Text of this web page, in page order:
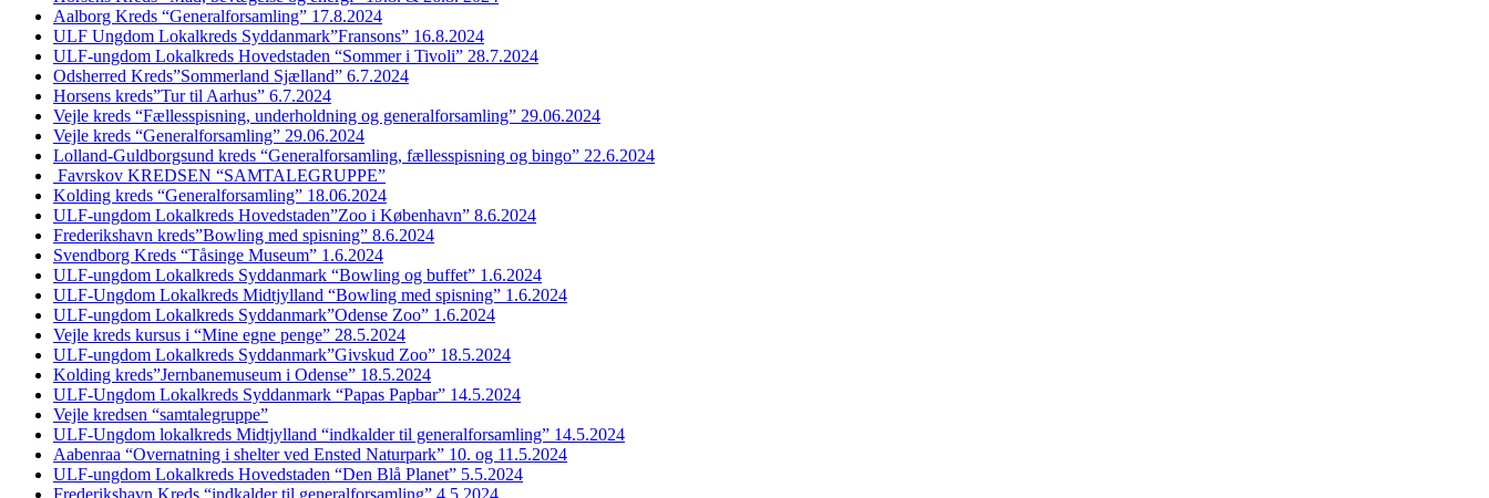
Aalborg Kreds “Generalforsamling” 17.8.2024
ULF Ungdom Lokalkreds Syddanmark”Fransons” 16.8.2024
ULF-ungdom Lokalkreds Hovedstaden “Sommer i Tivoli” 28.7.2024
Odsherred Kreds”Sommerland Sjælland” 6.7.2024
Horsens kreds”Tur til Aarhus” 6.7.2024
Vejle kreds “Fællesspisning, underholdning og generalforsamling” 29.06.2024
Vejle kreds “Generalforsamling” 29.06.2024
Lolland-Guldborgsund kreds “Generalforsamling, fællesspisning og bingo” 22.6.2024
Favrskov KREDSEN “SAMTALEGRUPPE”
Kolding kreds “Generalforsamling” 18.06.2024
ULF-ungdom Lokalkreds Hovedstaden”Zoo i København” 8.6.2024
Frederikshavn kreds”Bowling med spisning” 8.6.2024
Svendborg Kreds “Tåsinge Museum” 1.6.2024
ULF-ungdom Lokalkreds Syddanmark “Bowling og buffet” 1.6.2024
ULF-Ungdom Lokalkreds Midtjylland “Bowling med spisning” 1.6.2024
ULF-ungdom Lokalkreds Syddanmark”Odense Zoo” 1.6.2024
Vejle kreds kursus i “Mine egne penge” 28.5.2024
ULF-ungdom Lokalkreds Syddanmark”Givskud Zoo” 18.5.2024
Kolding kreds”Jernbanemuseum i Odense” 18.5.2024
ULF-Ungdom Lokalkreds Syddanmark “Papas Papbar” 14.5.2024
Vejle kredsen “samtalegruppe”
ULF-Ungdom lokalkreds Midtjylland “indkalder til generalforsamling” 14.5.2024
Aabenraa “Overnatning i shelter ved Ensted Naturpark” 10. og 11.5.2024
ULF-ungdom Lokalkreds Hovedstaden “Den Blå Planet” 5.5.2024